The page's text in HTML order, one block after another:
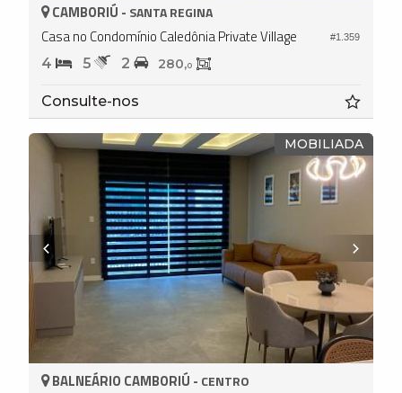
#1.359
CAMBORIÚ - SANTA REGINA
Casa no Condomínio Caledônia Private Village
4 5 2 280,0
Consulte-nos
MOBILIADA
BALNEÁRIO CAMBORIÚ - CENTRO